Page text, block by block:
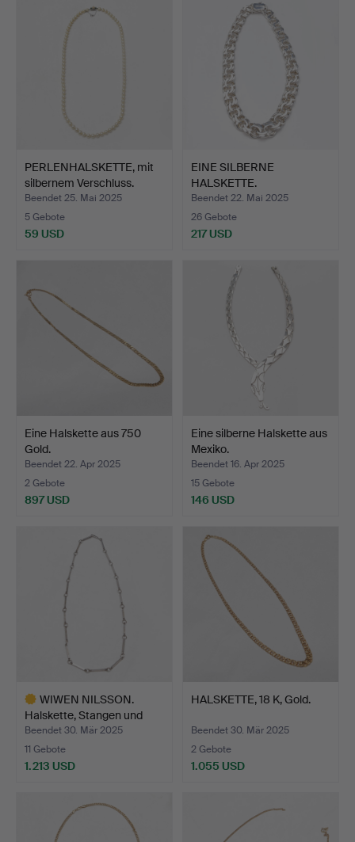
PERLENHALSKETTE, mit
silbernem Verschluss.
Beendet 25. Mai 2025
5 Gebote
59 USD
EINE SILBERNE
HALSKETTE.
Beendet 22. Mai 2025
26 Gebote
217 USD
Eine Halskette aus 750
Gold.
Beendet 22. Apr 2025
2 Gebote
897 USD
Eine silberne Halskette aus
Mexiko.
Beendet 16. Apr 2025
15 Gebote
146 USD
WIWEN NILSSON.
Halskette, Stangen und
Ring…
Beendet 30. Mär 2025
11 Gebote
1.213 USD
HALSKETTE, 18 K, Gold.
Beendet 30. Mär 2025
2 Gebote
1.055 USD